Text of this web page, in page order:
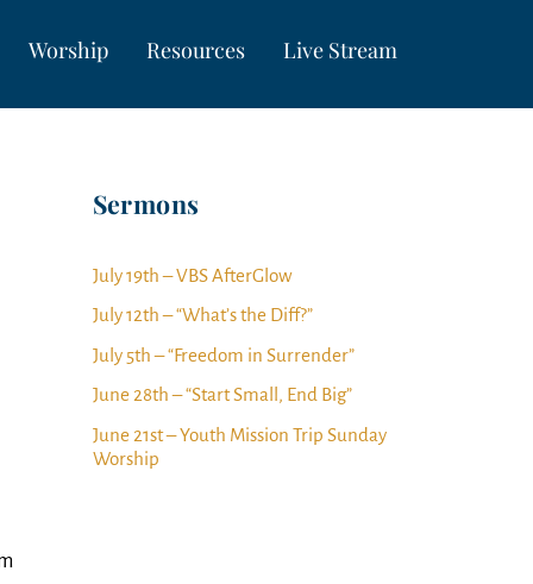
Worship Resources Live Stream
Sermons
July 19th – VBS AfterGlow
July 12th – “What’s the Diff?”
July 5th – “Freedom in Surrender”
June 28th – “Start Small, End Big”
June 21st – Youth Mission Trip Sunday
Worship